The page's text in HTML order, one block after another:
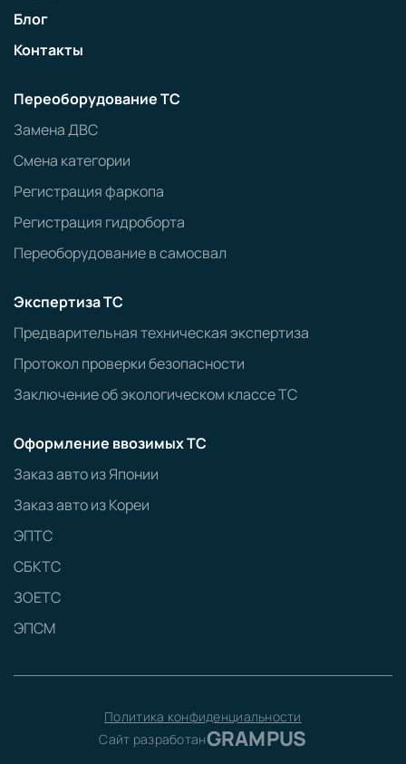
Блог
Контакты
Переоборудование ТС
Замена ДВС
Смена категории
Регистрация фаркопа
Регистрация гидроборта
Переоборудование в самосвал
Экспертиза ТС
Предварительная техническая экспертиза
Протокол проверки безопасности
Заключение об экологическом классе ТС
Оформление ввозимых ТС
Заказ авто из Японии
Заказ авто из Кореи
ЭПТС
СБКТС
ЗОЕТС
ЭПСМ
Политика конфиденциальности
Сайт разработанGRAMPUS